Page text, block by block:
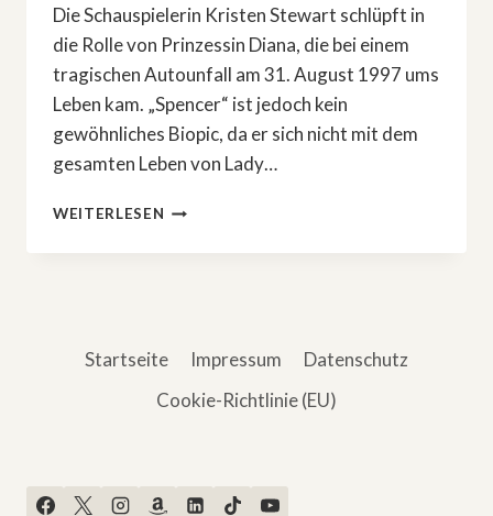
Die Schauspielerin Kristen Stewart schlüpft in
die Rolle von Prinzessin Diana, die bei einem
tragischen Autounfall am 31. August 1997 ums
Leben kam. „Spencer“ ist jedoch kein
gewöhnliches Biopic, da er sich nicht mit dem
gesamten Leben von Lady…
WEITERLESEN IM
TV:
Startseite Impressum
Datenschutz
Cookie-Richtlinie (EU)